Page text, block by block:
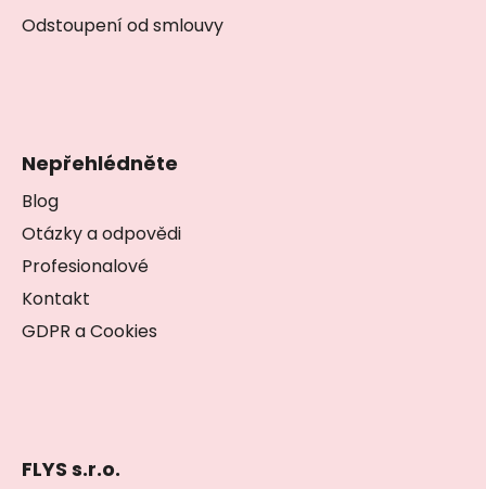
Odstoupení od smlouvy
Nepřehlédněte
Blog
Otázky a odpovědi
Profesionalové
Kontakt
GDPR a Cookies
FLYS s.r.o.